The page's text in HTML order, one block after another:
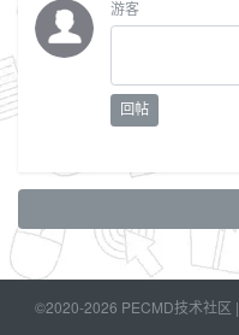
游客
回帖
©2020-2026 PECMD技术社区 |